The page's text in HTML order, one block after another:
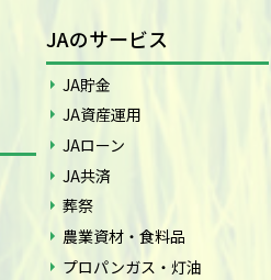
JAのサービス
JA貯金
JA資産運用
JAローン
JA共済
葬祭
農業資材・食料品
プロパンガス・灯油